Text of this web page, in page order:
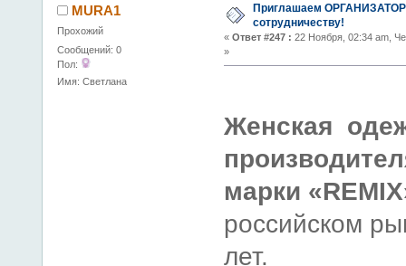
MURA1
Прохожий
Сообщений: 0
Пол:
Имя: Светлана
Приглашаем
сотрудничеству!
« Ответ #247 : 22 Ноября, 02:34 am,
»
Женская
марки
российском
лет.